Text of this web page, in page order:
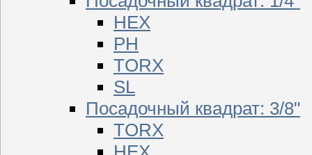
HEX
PH
TORX
SL
Посадочный квадрат: 3/8"
TORX